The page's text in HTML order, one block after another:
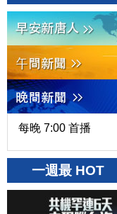
每晚 7:00 首播
一週最 HOT